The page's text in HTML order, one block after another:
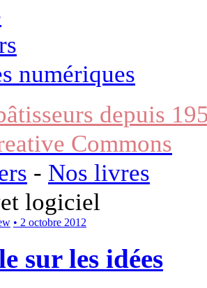
numériques
depuis
Commons
- Nos livres
logiciel
• 2 octobre 2012
sur les idées